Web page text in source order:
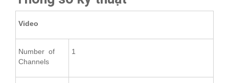
Video
Number of
Channels
1